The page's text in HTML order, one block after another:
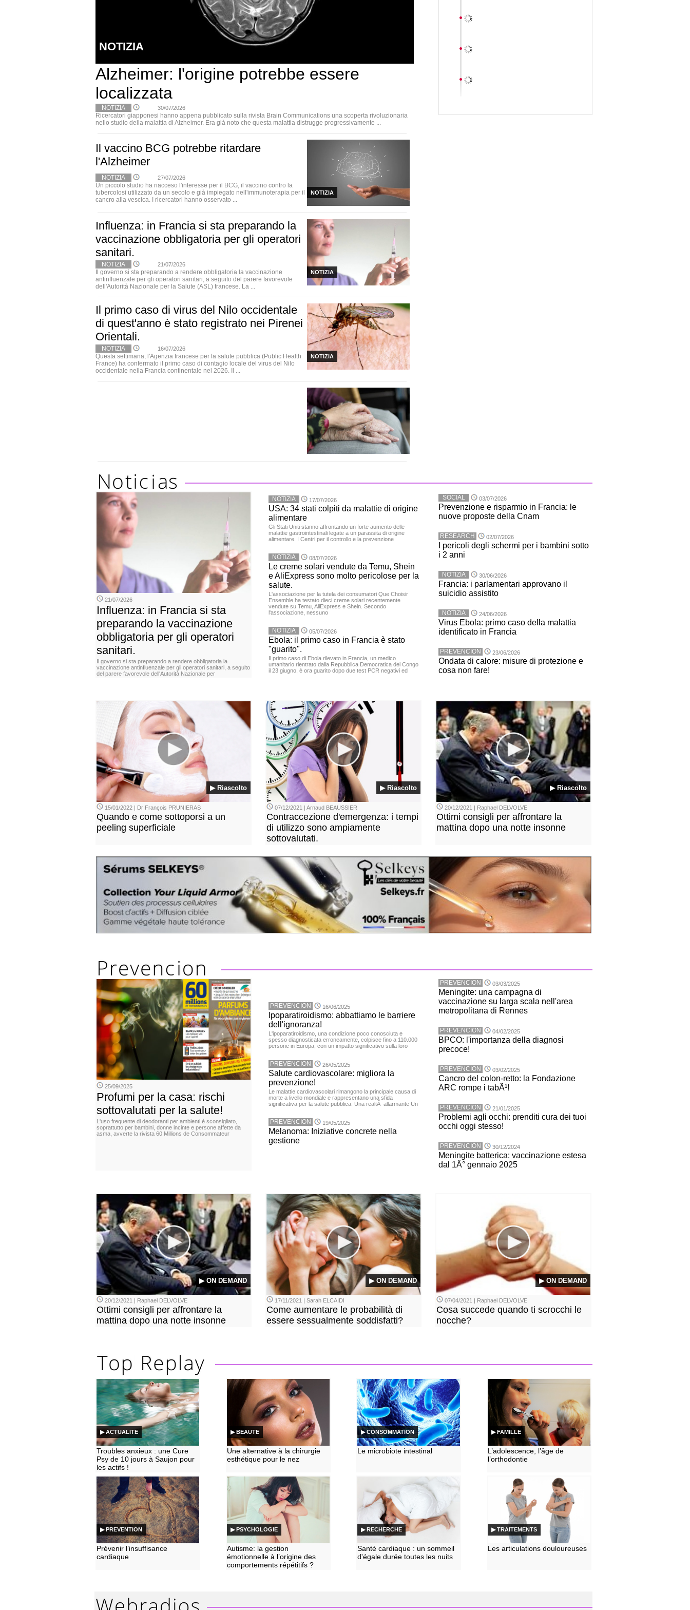
NOTIZIA
Alzheimer: l'origine potrebbe essere
localizzata
NOTIZIA 30/07/2026
Ricercatori giapponesi hanno appena pubblicato sulla rivista Brain Communications una scoperta rivoluzionaria
nello studio della malattia di Alzheimer. Era già noto che questa malattia distrugge progressivamente ...
Il vaccino BCG potrebbe ritardare
l'Alzheimer
NOTIZIA
NOTIZIA 27/07/2026
Un piccolo studio ha riacceso l'interesse per il BCG, il vaccino contro la
tubercolosi utilizzato da un secolo e già impiegato nell'immunoterapia per il
cancro alla vescica. I ricercatori hanno osservato ...
Influenza: in Francia si sta preparando la
vaccinazione obbligatoria per gli operatori
sanitari.
NOTIZIA
NOTIZIA 21/07/2026
Il governo si sta preparando a rendere obbligatoria la vaccinazione
antinfluenzale per gli operatori sanitari, a seguito del parere favorevole
dell'Autorità Nazionale per la Salute (ASL) francese. La ...
Il primo caso di virus del Nilo occidentale
di quest'anno è stato registrato nei Pirenei
Orientali.
NOTIZIA
NOTIZIA 16/07/2026
Questa settimana, l'Agenzia francese per la salute pubblica (Public Health
France) ha confermato il primo caso di contagio locale del virus del Nilo
occidentale nella Francia continentale nel 2026. Il ...
21/07/2026
Influenza: in Francia si sta
preparando la vaccinazione
obbligatoria per gli operatori
sanitari.
Il governo si sta preparando a rendere obbligatoria la
vaccinazione antinfluenzale per gli operatori sanitari, a seguito
del parere favorevole dell'Autorità Nazionale per
NOTIZIA 17/07/2026
USA: 34 stati colpiti da malattie di origine
alimentare
Gli Stati Uniti stanno affrontando un forte aumento delle
malattie gastrointestinali legate a un parassita di origine
alimentare. I Centri per il controllo e la prevenzione
NOTIZIA 08/07/2026
Le creme solari vendute da Temu, Shein
e AliExpress sono molto pericolose per la
salute.
L'associazione per la tutela dei consumatori Que Choisir
Ensemble ha testato dieci creme solari recentemente
vendute su Temu, AliExpress e Shein. Secondo
l'associazione, nessuno
NOTIZIA 05/07/2026
Ebola: il primo caso in Francia è stato
"guarito".
Il primo caso di Ebola rilevato in Francia, un medico
umanitario rientrato dalla Repubblica Democratica del Congo
il 23 giugno, è ora guarito dopo due test PCR negativi ed
SOCIAL 03/07/2026
Prevenzione e risparmio in Francia: le
nuove proposte della Cnam
RESEARCH 02/07/2026
I pericoli degli schermi per i bambini sotto
i 2 anni
NOTIZIA 30/06/2026
Francia: i parlamentari approvano il
suicidio assistito
NOTIZIA 24/06/2026
Virus Ebola: primo caso della malattia
identificato in Francia
PREVENCION 23/06/2026
Ondata di calore: misure di protezione e
cosa non fare!
▶ Riascolto
15/01/2022 | Dr François PRUNIERAS
Quando e come sottoporsi a un
peeling superficiale
▶ Riascolto
07/12/2021 | Arnaud BEAUSSIER
Contraccezione d'emergenza: i tempi
di utilizzo sono ampiamente
sottovalutati.
▶ Riascolto
20/12/2021 | Raphael DELVOLVE
Ottimi consigli per affrontare la
mattina dopo una notte insonne
25/09/2025
Profumi per la casa: rischi
sottovalutati per la salute!
L'uso frequente di deodoranti per ambienti è sconsigliato,
soprattutto per bambini, donne incinte e persone affette da
asma, avverte la rivista 60 Millions de Consommateur
PREVENCION 16/06/2025
Ipoparatiroidismo: abbattiamo le barriere
dell'ignoranza!
L'ipoparatiroidismo, una condizione poco conosciuta e
spesso diagnosticata erroneamente, colpisce fino a 110.000
persone in Europa, con un impatto significativo sulla loro
PREVENCION 26/05/2025
Salute cardiovascolare: migliora la
prevenzione!
Le malattie cardiovascolari rimangono la principale causa di
morte a livello mondiale e rappresentano una sfida
significativa per la salute pubblica. Una realtÃ allarmante Un
PREVENCION 19/05/2025
Melanoma: Iniziative concrete nella
gestione
PREVENCION 03/03/2025
Meningite: una campagna di
vaccinazione su larga scala nell'area
metropolitana di Rennes
PREVENCION 04/02/2025
BPCO: l'importanza della diagnosi
precoce!
PREVENCION 03/02/2025
Cancro del colon-retto: la Fondazione
ARC rompe i tabÃ¹!
PREVENCION 21/01/2025
Problemi agli occhi: prenditi cura dei tuoi
occhi oggi stesso!
PREVENCION 30/12/2024
Meningite batterica: vaccinazione estesa
dal 1Â° gennaio 2025
▶ ON DEMAND
20/12/2021 | Raphael DELVOLVE
Ottimi consigli per affrontare la
mattina dopo una notte insonne
▶ ON DEMAND
17/11/2021 | Sarah ELCAIDI
Come aumentare le probabilità di
essere sessualmente soddisfatti?
▶ ON DEMAND
07/04/2021 | Raphael DELVOLVE
Cosa succede quando ti scrocchi le
nocche?
▶ ACTUALITE
Troubles anxieux : une Cure
Psy de 10 jours à Saujon pour
les actifs !
▶ BEAUTE
Une alternative à la chirurgie
esthétique pour le nez
▶ CONSOMMATION
Le microbiote intestinal
▶ FAMILLE
L’adolescence, l’âge de
l’orthodontie
▶ PREVENTION
Prévenir l’insuffisance
cardiaque
▶ PSYCHOLOGIE
Autisme: la gestion
émotionnelle à l’origine des
comportements répétitifs ?
▶ RECHERCHE
Santé cardiaque : un sommeil
d'égale durée toutes les nuits
▶ TRAITEMENTS
Les articulations douloureuses